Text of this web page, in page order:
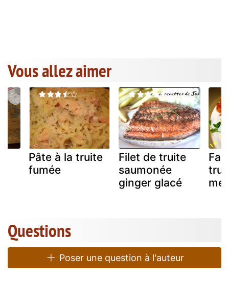
Vous allez aimer
Pâte à la truite
fumée
Filet de truite
saumonée
ginger glacé
Questions
Poser une question à l'auteur